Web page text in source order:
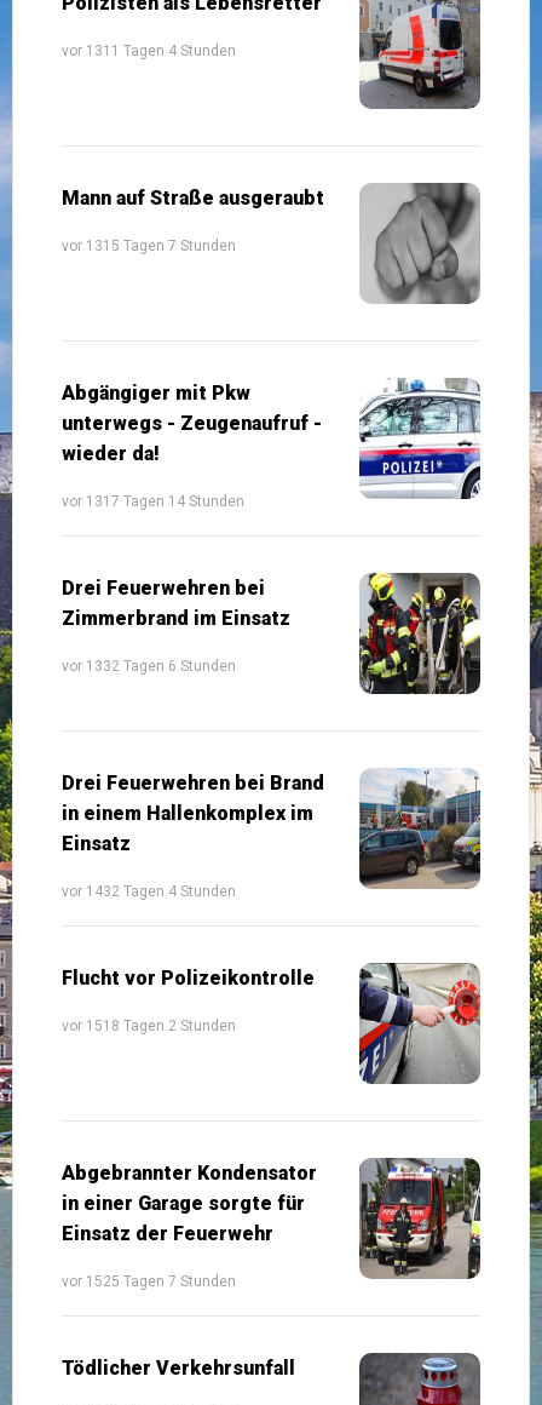
vor 1311 Tagen 4 Stunden
Mann auf Straße ausgeraubt
vor 1315 Tagen 7 Stunden
Abgängiger mit Pkw
unterwegs - Zeugenaufruf -
wieder da!
vor 1317 Tagen 14 Stunden
Drei Feuerwehren bei
Zimmerbrand im Einsatz
vor 1332 Tagen 6 Stunden
Drei Feuerwehren bei Brand
in einem Hallenkomplex im
Einsatz
vor 1432 Tagen 4 Stunden
Flucht vor Polizeikontrolle
vor 1518 Tagen 2 Stunden
Abgebrannter Kondensator
in einer Garage sorgte für
Einsatz der Feuerwehr
vor 1525 Tagen 7 Stunden
Tödlicher Verkehrsunfall